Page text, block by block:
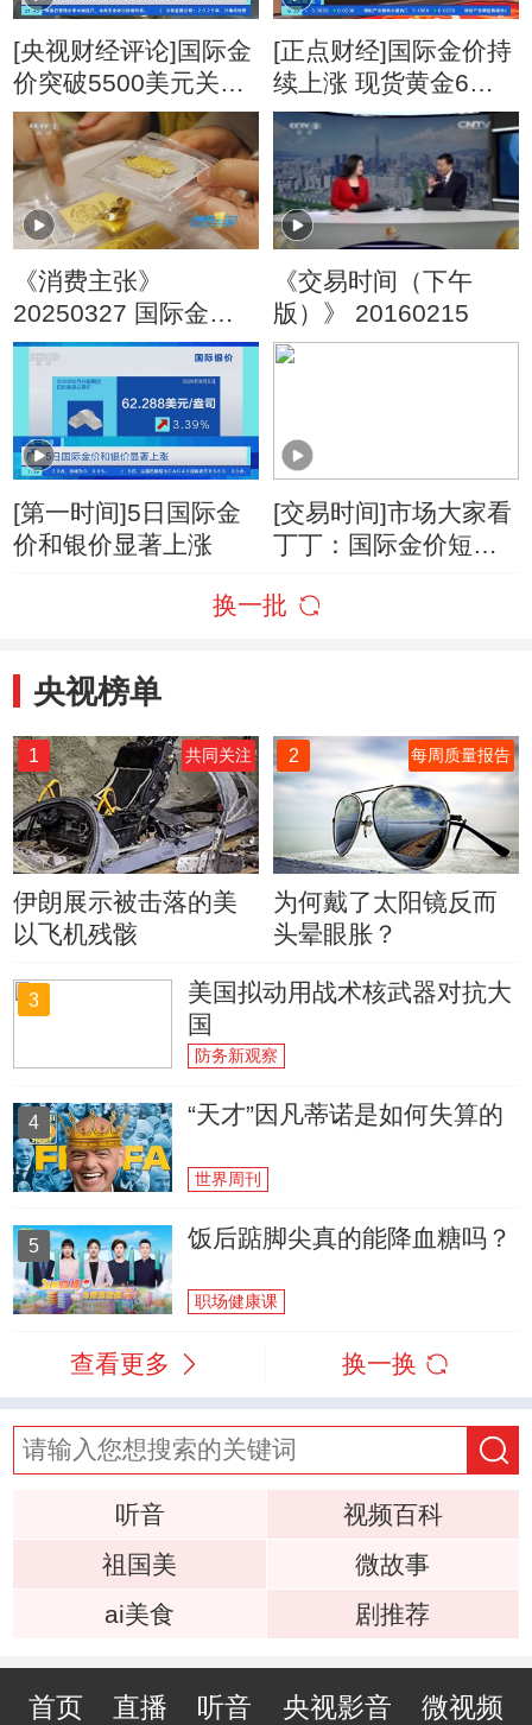
[央视财经评论]国际金
价突破5500美元关口
本周以来已累计上涨
10%
[正点财经]国际金价持
续上涨 现货黄金6日
盘中突破4300美元关
口
《消费主张》
20250327 国际金价
破3000美元，黄金消
费再掀热潮！
《交易时间（下午
版）》 20160215
[第一时间]5日国际金
价和银价显著上涨
[交易时间]市场大家看
丁丁：国际金价短期
长线投资时机未到
换一批
央视榜单
1 共同关注
伊朗展示被击落的美
以飞机残骸
2 每周质量报告
为何戴了太阳镜反而
头晕眼胀？
3
美国拟动用战术核武器对抗大
国
防务新观察
4 “天才”因凡蒂诺是如何失算的
世界周刊
5 饭后踮脚尖真的能降血糖吗？
职场健康课
查看更多 换一换
听音
视频百科
祖国美
微故事
ai美食
剧推荐
首页 直播 听音 央视影音 微视频